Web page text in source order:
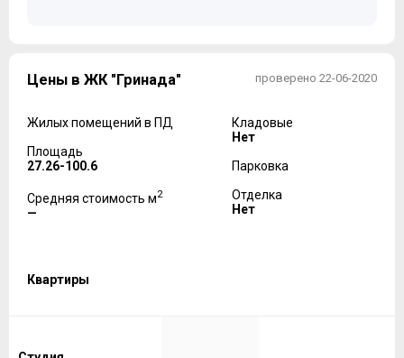
проверено 22-06-2020
Цены в ЖК "Гринада"
Жилых помещений в ПД
Площадь
27.26-100.6
Средняя стоимость м2
—
Кладовые
Нет
Парковка
Отделка
Нет
Квартиры